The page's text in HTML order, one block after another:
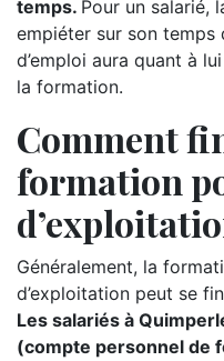
temps. Pour un salarié,
empiéter sur son temps
d’emploi aura quant à
la formation.
Comment
formation
Généralement, la
d’exploitation peut se
Les salariés à
(compte personnel de